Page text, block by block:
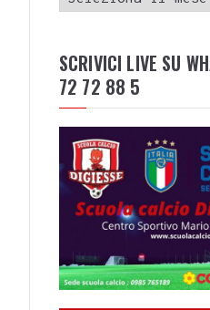
SCRIVICI LIVE SU
72 72 88 5